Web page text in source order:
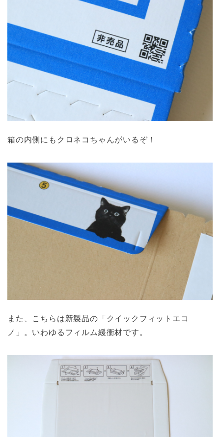
箱の内側にもクロネコちゃんがいるぞ！
また、こちらは新製品の「クイックフィットエコ
ノ」。いわゆるフィルム緩衝材です。